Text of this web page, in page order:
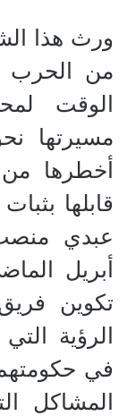
ورث هذا
من الحرب
الوقت
مسيرتها
أخطرها
قابلها
عبدي
أبريل
تكوين
الرؤية
في
المشاكل